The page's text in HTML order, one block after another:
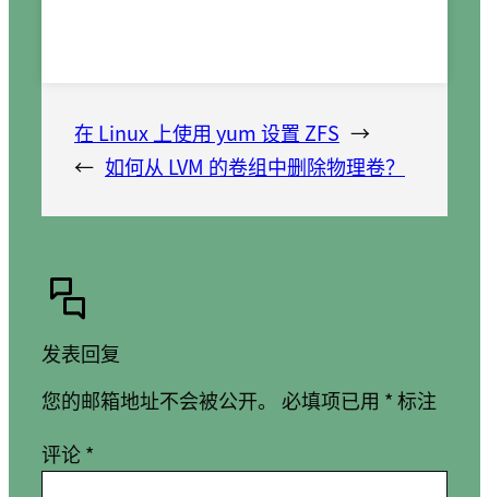
在 Linux 上使用 yum 设置 ZFS →
← 如何从 LVM 的卷组中删除物理卷？
发表回复
您的邮箱地址不会被公开。 必填项已用 *标注
评论*